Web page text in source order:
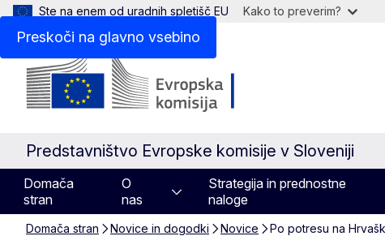
Preskoči na glavno vsebino
Ste na enem od uradnih spletišč EU Kako to preverim?
Predstavništvo Evropske komisije v Sloveniji
Domača
stran
O
nas
Strategija in prednostne
naloge
Domača stran Novice in dogodki Novice Po potresu na